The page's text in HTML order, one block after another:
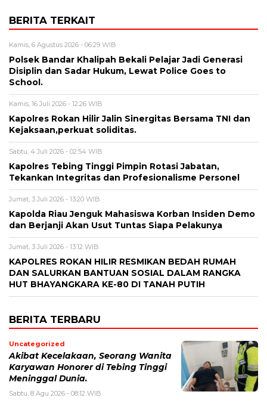
BERITA TERKAIT
Kamis, 6 Agustus 2026 - 06:29 WIB
Polsek Bandar Khalipah Bekali Pelajar Jadi Generasi
Disiplin dan Sadar Hukum, Lewat Police Goes to
School.
Kamis, 16 Juli 2026 - 12:26 WIB
Kapolres Rokan Hilir Jalin Sinergitas Bersama TNI dan
Kejaksaan,perkuat soliditas.
Sabtu, 4 Juli 2026 - 02:54 WIB
Kapolres Tebing Tinggi Pimpin Rotasi Jabatan,
Tekankan Integritas dan Profesionalisme Personel
Jumat, 3 Juli 2026 - 13:20 WIB
Kapolda Riau Jenguk Mahasiswa Korban Insiden Demo
dan Berjanji Akan Usut Tuntas Siapa Pelakunya
Jumat, 3 Juli 2026 - 13:12 WIB
KAPOLRES ROKAN HILIR RESMIKAN BEDAH RUMAH
DAN SALURKAN BANTUAN SOSIAL DALAM RANGKA
HUT BHAYANGKARA KE-80 DI TANAH PUTIH
BERITA TERBARU
Uncategorized
Akibat Kecelakaan, Seorang Wanita
Karyawan Honorer di Tebing Tinggi
Meninggal Dunia.
Sabtu, 8 Agu 2026 - 08:12 WIB